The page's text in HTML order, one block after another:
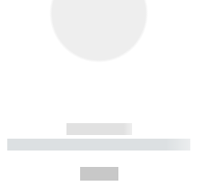
------------
----------- ----------- ----------